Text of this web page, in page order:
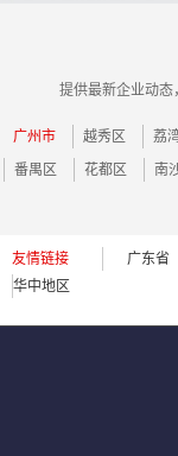
提供最新企业动
广州市 越秀区 荔
番禺区
花都区 南
友情链接 广东省
华中地区